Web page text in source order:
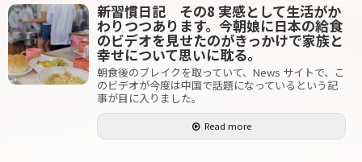
新習慣日記 その8 実感として生活がか
わりつつあります。今朝娘に日本の給食
のビデオを見せたのがきっかけで家族と
幸せについて思いに耽る。
朝食後のブレイクを取っていて、News サイトで、こ
のビデオが今度は中国で話題になっているという記
事が目に入りました。
Read more